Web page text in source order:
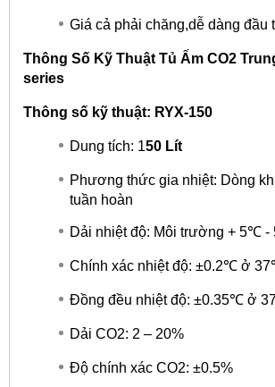
Giá cả phải chăng,dễ dàng đầu
Thông Số Kỹ Thuật Tủ Ấm CO2
series
Thông số kỹ thuật: RYX-150
Dung tích: 150 Lít
Phương thức gia nhiệt: Dòng
tuần hoàn
Dải nhiệt độ: Môi trường + 5℃
Chính xác nhiệt độ: ±0.2℃ ở
Đồng đều nhiệt độ: ±0.35℃ ở
Dải CO2: 2 – 20%
Độ chính xác CO2: ±0.5%